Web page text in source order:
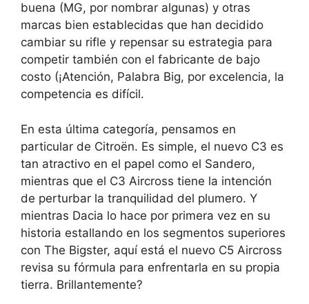
buena (MG, por nombrar algunas) y otras
marcas bien establecidas que han decidido
cambiar su rifle y repensar su estrategia para
competir también con el fabricante de bajo
costo (¡Atención, Palabra Big, por excelencia, la
competencia es difícil.
En esta última categoría, pensamos en
particular de Citroën. Es simple, el nuevo C3 es
tan atractivo en el papel como el Sandero,
mientras que el C3 Aircross tiene la intención
de perturbar la tranquilidad del plumero. Y
mientras Dacia lo hace por primera vez en su
historia estallando en los segmentos superiores
con The Bigster, aquí está el nuevo C5 Aircross
revisa su fórmula para enfrentarla en su propia
tierra. Brillantemente?